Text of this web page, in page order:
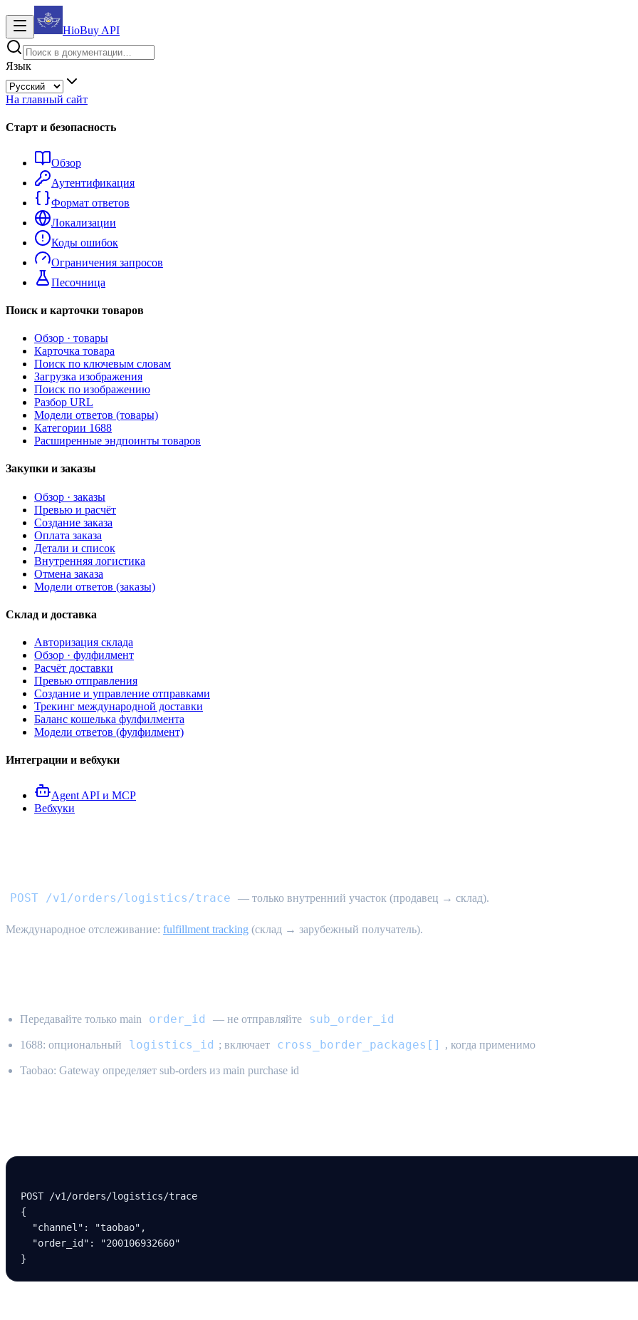
HioBuy API
Язык
На главный сайт
Старт и безопасность
Обзор
Аутентификация
Формат ответов
Локализации
Коды ошибок
Ограничения запросов
Песочница
Поиск и карточки товаров
Обзор · товары
Карточка товара
Поиск по ключевым словам
Загрузка изображения
Поиск по изображению
Разбор URL
Модели ответов (товары)
Категории 1688
Расширенные эндпоинты товаров
Закупки и заказы
Обзор · заказы
Превью и расчёт
Создание заказа
Оплата заказа
Детали и список
Внутренняя логистика
Отмена заказа
Модели ответов (заказы)
Склад и доставка
Авторизация склада
Обзор · фулфилмент
Расчёт доставки
Превью отправления
Создание и управление отправками
Трекинг международной доставки
Баланс кошелька фулфилмента
Модели ответов (фулфилмент)
Интеграции и вебхуки
Agent API и MCP
Вебхуки
POST /v1/orders/logistics/trace — только внутренний участок (продавец → склад).
Международное отслеживание: fulfillment tracking (склад → зарубежный получатель).
Передавайте только main order_id — не отправляйте sub_order_id
1688: опциональный logistics_id ; включает cross_border_packages[] , когда применимо
Taobao: Gateway определяет sub-orders из main purchase id
POST /v1 /orders/logistics/trace
{
  "channel"
: "taobao" ,
  "order_id"
:
"200106932660"
}